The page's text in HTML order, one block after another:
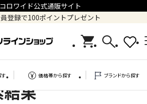
コロワイド公式通販サイト
登録で100ポイントプレゼント
価格帯から探す ブランドから探す
果